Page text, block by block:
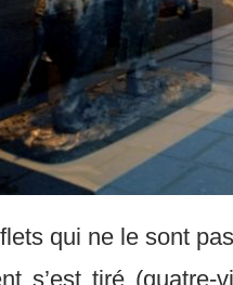
qui ne le sont
s’est tiré (quatre-